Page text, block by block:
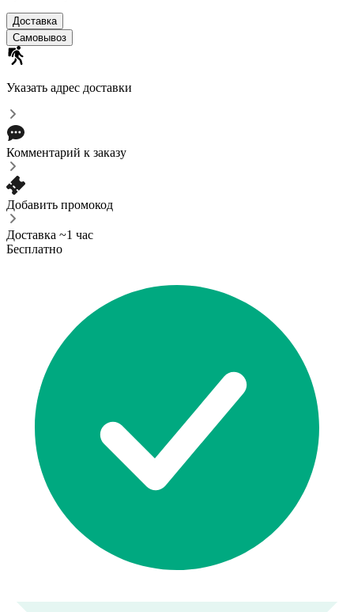
Доставка
Самовывоз
Указать адрес доставки
Комментарий к заказу
Добавить промокод
Доставка ~1 час
Бесплатно